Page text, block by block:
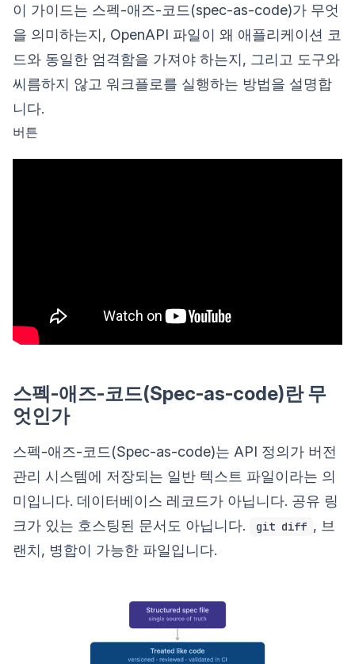
이 가이드는 스펙-애즈-코드(spec-as-code)가 무엇
을 의미하는지, OpenAPI 파일이 왜 애플리케이션 코
드와 동일한 엄격함을 가져야 하는지, 그리고 도구와
씨름하지 않고 워크플로를 실행하는 방법을 설명합
니다.
버튼
스펙-애즈-코드(Spec-as-code)란 무
엇인가
스펙-애즈-코드(Spec-as-code)는 API 정의가 버전
관리 시스템에 저장되는 일반 텍스트 파일이라는 의
미입니다. 데이터베이스 레코드가 아닙니다. 공유 링
크가 있는 호스팅된 문서도 아닙니다.
git diff , 브
랜치, 병합이 가능한 파일입니다.